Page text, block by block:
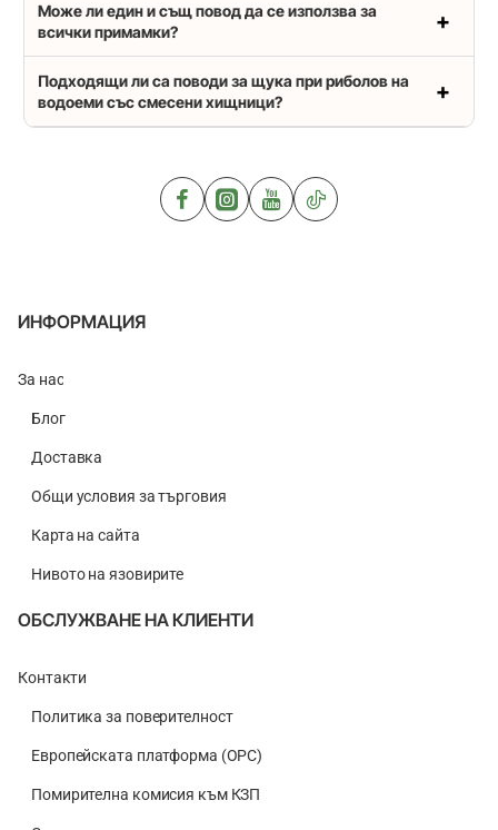
Може ли един и същ повод да се използва за
всички примамки?
Подходящи ли са поводи за щука при риболов на
водоеми със смесени хищници?
ИНФОРМАЦИЯ
За нас
Блог
Доставка
Общи условия за търговия
Карта на сайта
Нивото на язовирите
ОБСЛУЖВАНЕ НА КЛИЕНТИ
Контакти
Политика за поверителност
Европейската платформа (ОРС)
Помирителна комисия към КЗП